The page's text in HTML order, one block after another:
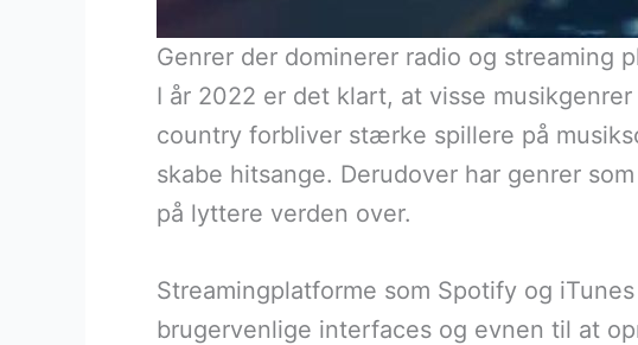
Genrer der dominerer radio og streaming
I år 2022 er det klart, at visse
country forbliver stærke spillere på
skabe hitsange. Derudover har genrer
på lyttere verden over.
Streamingplatforme som Spotify og
brugervenlige interfaces og evnen til at